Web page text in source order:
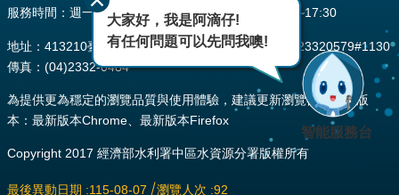
服務時間：週一至週五 AM08:00~12:00 PM13:30~17:30
地址：413210臺中市霧峰區峰堤路195號 電話：(04)23320579#1130
傳真：(04)2332-0484
為提供更為穩定的瀏覽品質與使用體驗，建議更新瀏覽器至以下版
本：最新版本Chrome、最新版本Firefox
Copyright 2017 經濟部水利署中區水資源分署版權所有
最後異動日期 115-08-07 瀏覽人次 92
大家好，我是阿滴仔!
有任何問題可以先問我噢!
智能服務台